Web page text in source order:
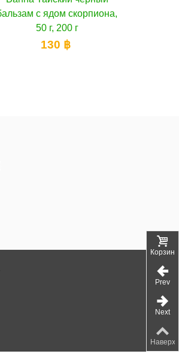
Counterpain
150 ฿
Корзина
Prev
Next
Наверх